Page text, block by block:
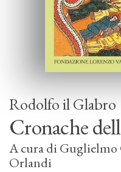
Rodolfo il Glabro
Cronache
A cura diGuglielmo
Orlandi